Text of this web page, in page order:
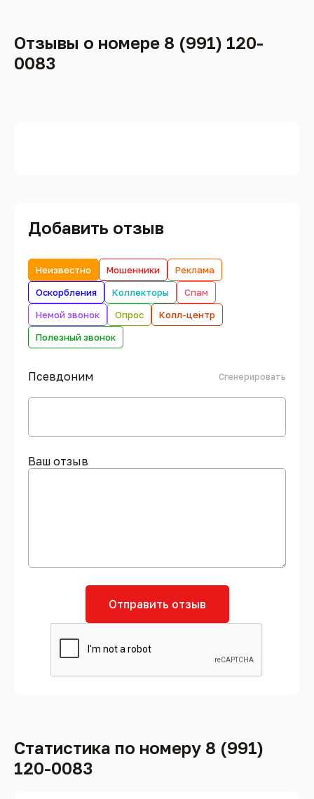
Отзывы о номере 8 (991) 120-
0083
Добавить отзыв
Неизвестно Мошенники
Реклама
Оскорбления
Коллекторы
Спам
Немой звонок
Опрос
Колл-центр
Полезный звонок
Псевдоним Сгенерировать
Ваш отзыв
Отправить отзыв
Статистика по номеру 8 (991)
120-0083